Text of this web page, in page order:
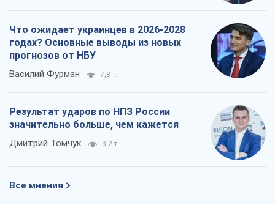
Что ожидает украинцев в 2026-2028
годах? Основные выводы из новых
прогнозов от НБУ
Василий Фурман 7,8 т.
Результат ударов по НПЗ России
значительно больше, чем кажется
Дмитрий Томчук 3,2 т.
Все мнения